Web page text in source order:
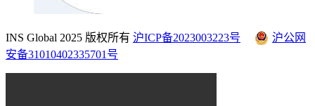
INS Global 2025 版权所有 沪ICP备2023003223号
沪公网
安备31010402335701号